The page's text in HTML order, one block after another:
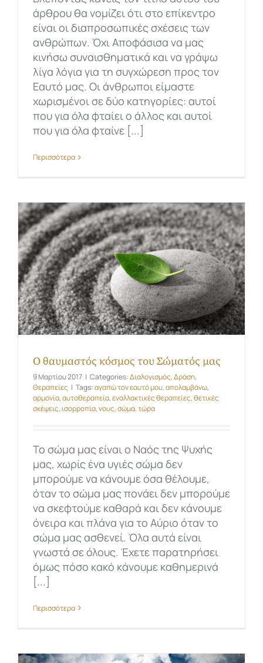
άρθρου θα νομίζει ότι στο επίκεντρο
είναι οι διαπροσωπικές σχέσεις των
ανθρώπων. Όχι Αποφάσισα να μας
κινήσω συναισθηματικά και να γράψω
λίγα λόγια για τη συγχώρεση προς τον
Εαυτό μας. Οι άνθρωποι είμαστε
χωρισμένοι σε δύο κατηγορίες: αυτοί
που για όλα φταίει ο άλλος και αυτοί
που για όλα φταίνε [...]
Περισσότερα
Ο θαυμαστός κόσμος του Σώματός μας
9 Μαρτίου 2017 | Categories:Διαλογισμός,Δράση,
Θεραπείες | Tags:αγαπώ τον εαυτό μου,απολαμβάνω,
αρμονία,αυτοθεραπεία,εναλλακτικές θεραπείες,θετικές
σκέψεις, ισορροπία,νους,σώμα,τώρα
Το σώμα μας είναι ο Ναός της Ψυχής
μας, χωρίς ένα υγιές σώμα δεν
μπορούμε να κάνουμε όσα θέλουμε,
όταν το σώμα μας πονάει δεν μπορούμε
να σκεφτούμε καθαρά και δεν κάνουμε
όνειρα και πλάνα για το Αύριο όταν το
σώμα μας ασθενεί. Όλα αυτά είναι
γνωστά σε όλους. Έχετε παρατηρήσει
όμως πόσο κακό κάνουμε καθημερινά
[...]
Περισσότερα